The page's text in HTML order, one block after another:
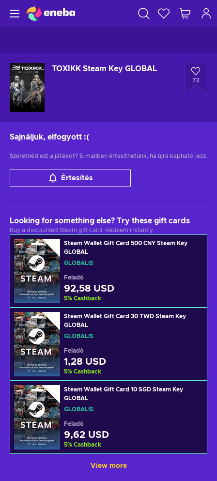
TOXIKK Steam Key GLOBAL
73
Sajnáljuk, elfogyott :(
Szeretnéd ezt a játékot? E-mailben értesíthetünk, ha újra kapható lesz.
Értesítés
Looking for something else? Try these gift cards
Buy a discounted Steam gift card. Redeem instantly.
Steam Wallet Gift Card 500 CNY Steam Key
GLOBAL
GLOBÁLIS
Feladó
92,58 USD
5% Cashback
Steam Wallet Gift Card 30 TWD Steam Key
GLOBAL
GLOBÁLIS
Feladó
1,28 USD
5% Cashback
Steam Wallet Gift Card 10 SGD Steam Key
GLOBAL
GLOBÁLIS
Feladó
9,62 USD
5% Cashback
View more